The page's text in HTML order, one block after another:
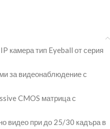
камера тип Eyeball от серия
за видеонаблюдение с
CMOS матрица с
видео при до 25/30 кадъра в